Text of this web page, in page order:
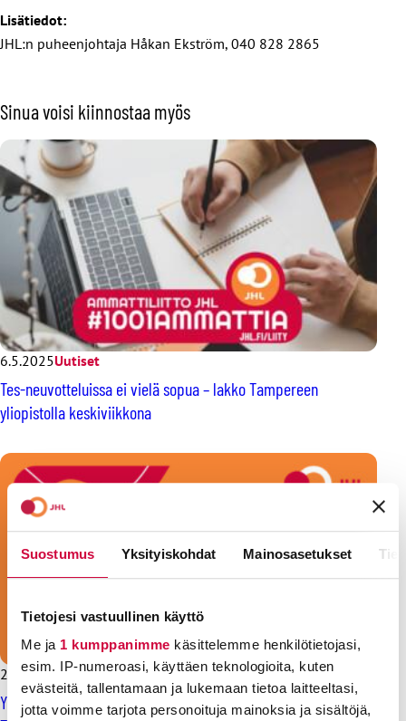
Suostumus Yksityiskohdat Mainosasetukset
Tietojesi vastuullinen käyttö
Me ja 1 kumppanimme käsittelemme henkilötietojasi,
esim. IP-numeroasi, käyttäen teknologioita, kuten
evästeitä, tallentamaan ja lukemaan tietoa laitteeltasi,
jotta voimme tarjota personoituja mainoksia ja sisältöjä,
Lisätiedot:
JHL:n puheenjohtaja Håkan Ekström, 040 828 2865
Sinua voisi kiinnostaa myös
6.5.2025Uutiset
Tes-neuvotteluissa ei vielä sopua – lakko Tampereen
yliopistolla keskiviikkona
22.4.2025Uutiset
Yliopistojen työehtoneuvottelut jumiutuivat – lakkovaroitus